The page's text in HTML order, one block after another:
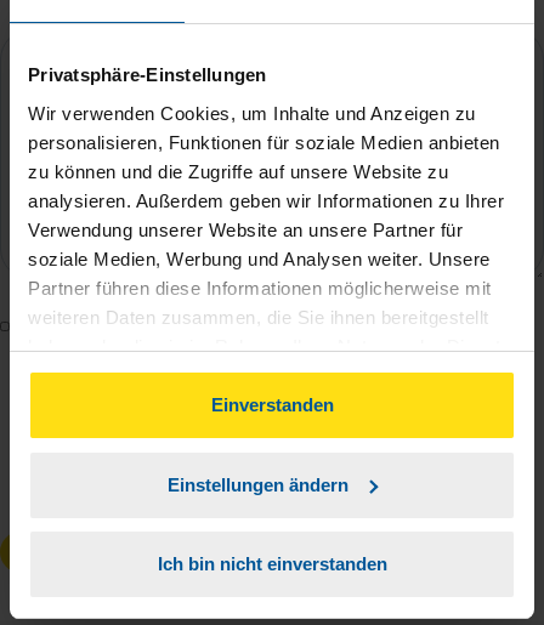
Privatsphäre-Einstellungen
Wir verwenden Cookies, um Inhalte und Anzeigen zu
personalisieren, Funktionen für soziale Medien anbieten
zu können und die Zugriffe auf unsere Website zu
analysieren. Außerdem geben wir Informationen zu Ihrer
Verwendung unserer Website an unsere Partner für
soziale Medien, Werbung und Analysen weiter. Unsere
Partner führen diese Informationen möglicherweise mit
weiteren Daten zusammen, die Sie ihnen bereitgestellt
haben oder die sie im Rahmen Ihrer Nutzung der Dienste
gesammelt haben. Indem Sie auf Einverstanden klicken,
können Sie der Verwendung von Cookies, gemäß
unserer➔ Datenschutzrichtliniezustimmen.
Einverstanden
Einstellungen ändern
Ich bin nicht einverstanden
Mit dem Absenden des Kontaktformulars erkläre ich
mich damit einverstanden, dass meine Daten zur
Bearbeitung meines Anliegens sowie zur internen
Kenntnis genommen.*
Anfrage absenden